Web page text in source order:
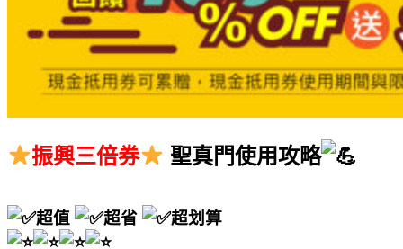
振興三倍券 聖真門使用攻略
超值 超省 超划算